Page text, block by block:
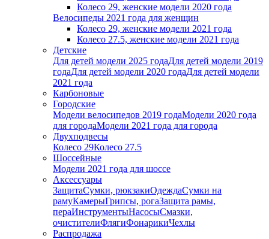
Колесо 29, женские модели 2020 года
Велосипеды 2021 года для женщин
Колесо 29, женские модели 2021 года
Колесо 27.5, женские модели 2021 года
Детские
Для детей модели 2025 годаДля детей модели 2019
годаДля детей модели 2020 годаДля детей модели
2021 года
Карбоновые
Городские
Модели велосипедов 2019 годаМодели 2020 года
для городаМодели 2021 года для города
Двухподвесы
Колесо 29Колесо 27.5
Шоссейные
Модели 2021 года для шоссе
Аксессуары
ЗащитаСумки, рюкзакиОдеждаСумки на
рамуКамерыГрипсы, рогаЗащита рамы,
пераИнструментыНасосыСмазки,
очистителиФлягиФонарикиЧехлы
Распродажа